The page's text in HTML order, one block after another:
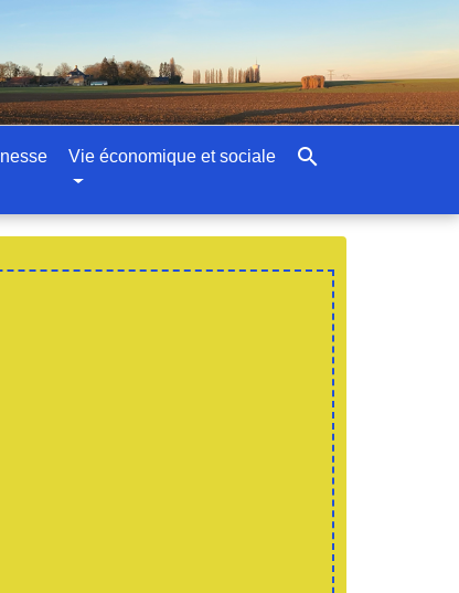
Vie économique et sociale search